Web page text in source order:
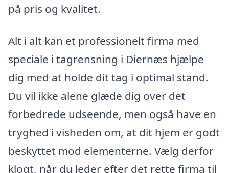
på pris og kvalitet.
Alt i alt kan et professionelt firma med
speciale i tagrensning i Diernæs hjælpe
dig med at holde dit tag i optimal stand.
Du vil ikke alene glæde dig over det
forbedrede udseende, men også have en
tryghed i visheden om, at dit hjem er godt
beskyttet mod elementerne. Vælg derfor
klogt, når du leder efter det rette firma til